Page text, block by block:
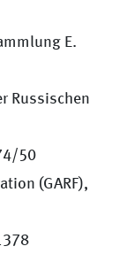
E.
Russischen
50
(GARF),